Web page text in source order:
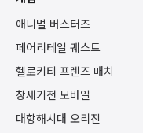
애니멀 버스터즈
페어리테일 퀘스트
헬로키티 프렌즈 매치
창세기전 모바일
대항해시대 오리진